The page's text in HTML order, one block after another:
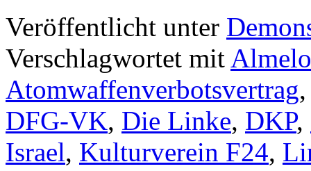
Veröffentlicht unter
Verschlagwortet mit Almelo
Atomwaffenverbotsvertrag
DFG-VK, Die Linke, DKP,
Israel, Kulturverein F24,